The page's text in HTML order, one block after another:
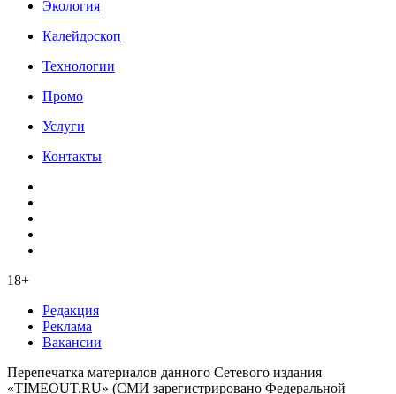
Экология
Калейдоскоп
Технологии
Промо
Услуги
Контакты
18+
Редакция
Реклама
Вакансии
Перепечатка материалов данного Сетевого издания
«TIMEOUT.RU» (СМИ зарегистрировано Федеральной